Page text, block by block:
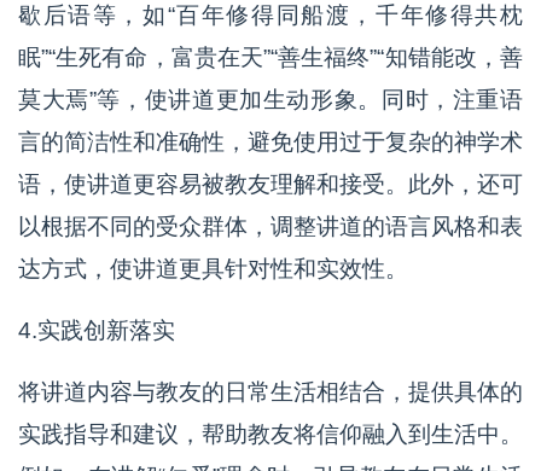
歇后语等，如“百年修得同船渡，千年修得共枕
眠”“生死有命，富贵在天”“善生福终”“知错能改，善
莫大焉”等，使讲道更加生动形象。同时，注重语
言的简洁性和准确性，避免使用过于复杂的神学术
语，使讲道更容易被教友理解和接受。此外，还可
以根据不同的受众群体，调整讲道的语言风格和表
达方式，使讲道更具针对性和实效性。
4.实践创新落实
将讲道内容与教友的日常生活相结合，提供具体的
实践指导和建议，帮助教友将信仰融入到生活中。